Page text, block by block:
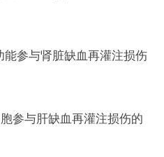
能参与肾脏缺血再灌注损伤
参与肝缺血再灌注损伤的